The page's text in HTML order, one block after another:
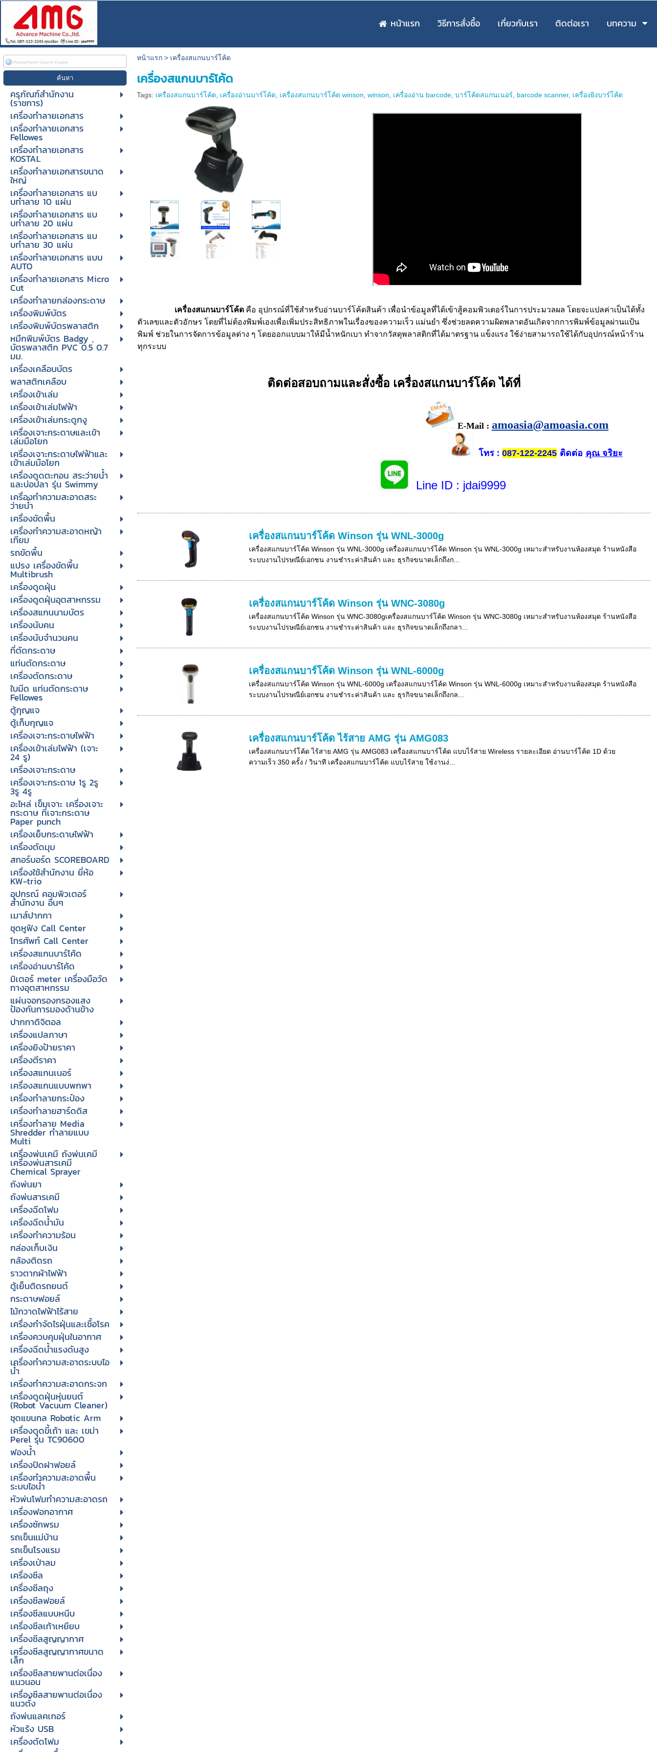
หน้าแรก วิธีการสั่งซื้อ เกี่ยวกับเรา ติดต่อเรา บทความ
ครุภัณฑ์สำนักงาน
(ราชการ)
เครื่องทำลายเอกสาร
เครื่องทำลายเอกสาร
Fellowes
เครื่องทำลายเอกสาร
KOSTAL
เครื่องทำลายเอกสารขนาด
ใหญ่
เครื่องทําลายเอกสาร แบ
บทําลาย 10 แผ่น
เครื่องทําลายเอกสาร แบ
บทําลาย 20 แผ่น
เครื่องทําลายเอกสาร แบ
บทําลาย 30 แผ่น
เครื่องทำลายเอกสาร แบบ
AUTO
เครื่องทำลายเอกสาร Micro
Cut
เครื่องทำลายกล่องกระดาษ
เครื่องพิมพ์บัตร
เครื่องพิมพ์บัตรพลาสติก
หมึกพิมพ์บัตร Badgy ,
บัตรพลาสติก PVC 0.5 0.7
มม.
เครื่องเคลือบบัตร
พลาสติกเคลือบ
เครื่องเข้าเล่ม
เครื่องเข้าเล่มไฟฟ้า
เครื่องเข้าเล่มกระดูกงู
เครื่องเจาะกระดาษและเข้า
เล่มมือโยก
เครื่องเจาะกระดาษไฟฟ้าและ
เข้าเล่มมือโยก
เครื่องดูดตะกอน สระว่ายน้ำ
และบ่อปลา รุ่น Swimmy
เครื่องทำความสะอาดสระ
ว่ายน้ำ
เครื่องขัดพื้น
เครื่องทำความสะอาดหญ้า
เทียม
รถขัดพื้น
แปรง เครื่องขัดพื้น
Multibrush
เครื่องดูดฝุ่น
เครื่องดูดฝุ่นอุตสาหกรรม
เครื่องสแกนนามบัตร
เครื่องนับคน
เครื่องนับจํานวนคน
ที่ตัดกระดาษ
แท่นตัดกระดาษ
เครื่องตัดกระดาษ
ใบมีด แท่นตัดกระดาษ
Fellowes
ตู้กุญแจ
ตู้เก็บกุญแจ
เครื่องเจาะกระดาษไฟฟ้า
เครื่องเข้าเล่มไฟฟ้า (เจาะ
24 รู)
เครื่องเจาะกระดาษ
เครื่องเจาะกระดาษ 1รู 2รู
3รู 4รู
อะไหล่ เข็มเจาะ เครื่องเจาะ
กระดาษ ที่เจาะกระดาษ
Paper punch
เครื่องเย็บกระดาษไฟฟ้า
เครื่องตัดมุม
สกอร์บอร์ด SCOREBOARD
เครื่องใช้สำนักงาน ยี่ห้อ
KW-trio
อุปกรณ์ คอมพิวเตอร์
สำนักงาน อื่นๆ
เมาส์ปากกา
ชุดหูฟัง Call Center
โทรศัพท์ Call Center
เครื่องสแกนบาร์โค้ด
เครื่องอ่านบาร์โค้ด
มิเตอร์ meter เครื่องมือวัด
ทางอุตสาหกรรม
แผ่นจอกรองกรองแสง
ป้องกันการมองด้านข้าง
ปากกาดิจิตอล
เครื่องแปลภาษา
เครื่องยิงป้ายราคา
เครื่องตีราคา
เครื่องสแกนเนอร์
เครื่องสแกนแบบพกพา
เครื่องทำลายกระป๋อง
เครื่องทำลายฮาร์ดดิส
เครื่องทำลาย Media
Shredder ทำลายแบบ
Multi
เครื่องพ่นเคมี ถังพ่นเคมี
เครื่องพ่นสารเคมี
Chemical Sprayer
ถังพ่นยา
ถังพ่นสารเคมี
เครื่องฉีดโฟม
เครื่องฉีดน้ำมัน
เครื่องทำความร้อน
กล่องเก็บเงิน
กล้องติดรถ
ราวตากผ้าไฟฟ้า
ตู้เย็นติดรถยนต์
กระดาษฟอยล์
ไม้กวาดไฟฟ้าไร้สาย
เครื่องกำจัดไรฝุ่นและเชื้อโรค
เครื่องควบคุมฝุ่นในอากาศ
เครื่องฉีดน้ำแรงดันสูง
เครื่องทำความสะอาดระบบไอ
น้ำ
เครื่องทำความสะอาดกระจก
เครื่องดูดฝุ่นหุ่นยนต์
(Robot Vacuum Cleaner)
ชุดแขนกล Robotic Arm
เครื่องดูดขี้เถ้า และ เขม่า
Perel รุ่น TC90600
ฟองน้ำ
เครื่องปิดฝาฟอยล์
เครื่องทำความสะอาดพื้น
ระบบไอน้ำ
หัวพ่นโฟมทำความสะอาดรถ
เครื่องฟอกอากาศ
เครื่องซักพรม
รถเข็นแม่บ้าน
รถเข็นโรงแรม
เครื่องเป่าลม
เครื่องซีล
เครื่องซีลถุง
เครื่องซีลฟอยล์
เครื่องซีลแบบหนีบ
เครื่องซีลเท้าเหยียบ
เครื่องซีลสูญญากาศ
เครื่องซีลสูญญากาศขนาด
เล็ก
เครื่องซีลสายพานต่อเนื่อง
แนวนอน
เครื่องซีลสายพานต่อเนื่อง
แนวตั้ง
ถังพ่นแลคเกอร์
หัวแร้ง USB
เครื่องตัดโฟม
หน้าแรก> เครื่องสแกนบาร์โค้ด
เครื่องสแกนบาร์โค้ด
Tags: เครื่องสแกนบาร์โค้ด เครื่องอ่านบาร์โค้ด เครื่องสแกนบาร์โค้ด winson ,winson เครื่องอ่าน barcode ,บาร์โค้ดสแกนเนอร์ barcode scanner, เครื่องยิงบาร์โค้ด
เครื่องสแกนบาร์โค้ดคือ อุปกรณ์ที่ใช้สำหรับอ่านบาร์โค้ดสินค้า เพื่อนำข้อมูลที่ได้เข้าสู้คอมพิวเตอร์ในการประมวลผล โดยจะแปลค่าเป็นได้ทั้ง
ตัวเลขและตัวอักษร โดยที่ไม่ต้องพิมพ์เองเพื่อเพิ่มประสิทธิภาพในเรื่องของความเร็ว แม่นยำ ซึ่งช่วยลดความผิดพลาดอันเกิดจากการพิมพ์ข้อมูลผ่านแป้น
พิมพ์ ช่วยในการจัดการข้อมูลต่าง ๆ โดยออกแบบมาให้มีน้ำหนักเบา ทำจากวัสดุพลาสติกที่ได้มาตรฐาน แข็งแรง ใช้ง่ายสามารถใช้ได้กับอุปกรณ์หน้าร้าน
ทุกระบบ
ติดต่อสอบถามและสั่งซื้อ เครื่องสแกนบาร์โค้ด ได้ที่
E-Mail : amoasia@amoasia.com
โทร: 087-122-2245ติดต่อ คุณ จริยะ
Line ID : jdai9999
เครื่องสแกนบาร์โค้ด Winson รุ่น WNL-3000g
เครื่องสแกนบาร์โค้ด Winson รุ่น WNL-3000g เครื่องสแกนบาร์โค้ด Winson รุ่น WNL-3000g เหมาะสำหรับงานห้องสมุด ร้านหนังสือ
ระบบงานไปรษณีย์เอกชน งานชำระค่าสินค้า และ ธุรกิจขนาดเล็กถึงก...
เครื่องสแกนบาร์โค้ด Winson รุ่น WNC-3080g
เครื่องสแกนบาร์โค้ด Winson รุ่น WNC-3080gเครื่องสแกนบาร์โค้ด Winson รุ่น WNC-3080g เหมาะสำหรับงานห้องสมุด ร้านหนังสือ
ระบบงานไปรษณีย์เอกชน งานชำระค่าสินค้า และ ธุรกิจขนาดเล็กถึงกลา...
เครื่องสแกนบาร์โค้ด Winson รุ่น WNL-6000g
เครื่องสแกนบาร์โค้ด Winson รุ่น WNL-6000g เครื่องสแกนบาร์โค้ด Winson รุ่น WNL-6000g เหมาะสำหรับงานห้องสมุด ร้านหนังสือ
ระบบงานไปรษณีย์เอกชน งานชำระค่าสินค้า และ ธุรกิจขนาดเล็กถึงกล...
เครื่องสแกนบาร์โค้ด ไร้สาย AMG รุ่น AMG083
เครื่องสแกนบาร์โค้ด ไร้สาย AMG รุ่น AMG083 เครื่องสแกนบาร์โค้ด แบบไร้สาย Wireless รายละเอียด อ่านบาร์โค้ด 1D ด้วย
ความเร็ว 350 ครั้ง / วินาที เครื่องสแกนบาร์โค้ด แบบไร้สาย ใช้งานง่...